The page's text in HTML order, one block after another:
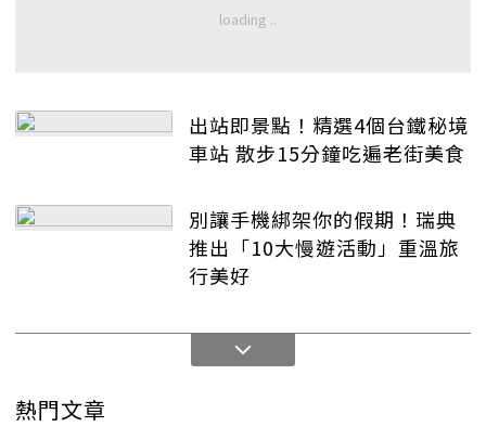
出站即景點！精選4個台鐵秘境
車站 散步15分鐘吃遍老街美食
別讓手機綁架你的假期！瑞典
推出「10大慢遊活動」重溫旅
行美好
熱門文章